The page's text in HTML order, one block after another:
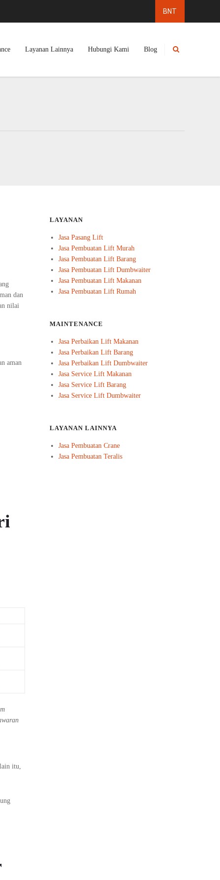
Layanan Lainnya Hubungi Kami Blog
dan
nilai
aman
itu,
LAYANAN
Jasa Pasang Lift
Jasa Pembuatan Lift Murah
Jasa Pembuatan Lift Barang
Jasa Pembuatan Lift Dumbwaiter
Jasa Pembuatan Lift Makanan
Jasa Pembuatan Lift Rumah
MAINTENANCE
Jasa Perbaikan Lift Makanan
Jasa Perbaikan Lift Barang
Jasa Perbaikan Lift Dumbwaiter
Jasa Service Lift Makanan
Jasa Service Lift Barang
Jasa Service Lift Dumbwaiter
LAYANAN LAINNYA
Jasa Pembuatan Crane
Jasa Pembuatan Teralis